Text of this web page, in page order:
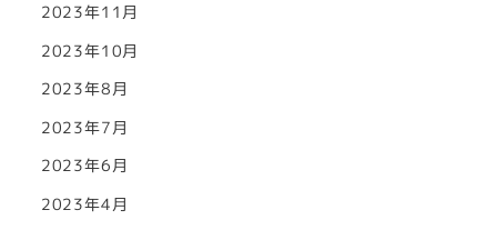
2023年11月
2023年10月
2023年8月
2023年7月
2023年6月
2023年4月